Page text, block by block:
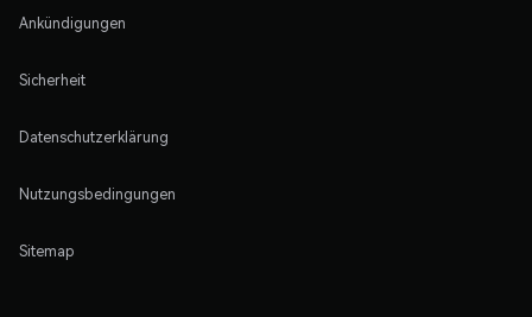
Ankündigungen
Sicherheit
Datenschutzerklärung
Nutzungsbedingungen
Sitemap